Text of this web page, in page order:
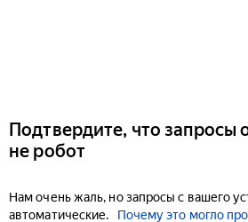
Подтвердите, что запросы
не робот
Нам очень жаль, но запросы с вашего
автоматические.
Почему это могло